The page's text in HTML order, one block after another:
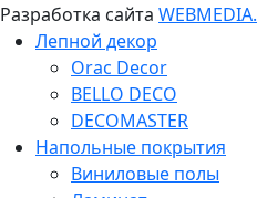
Разработка сайта WEBMEDIA.
Лепной декор
Orac Decor
BELLO DECO
DECOMASTER
Напольные покрытия
Виниловые полы